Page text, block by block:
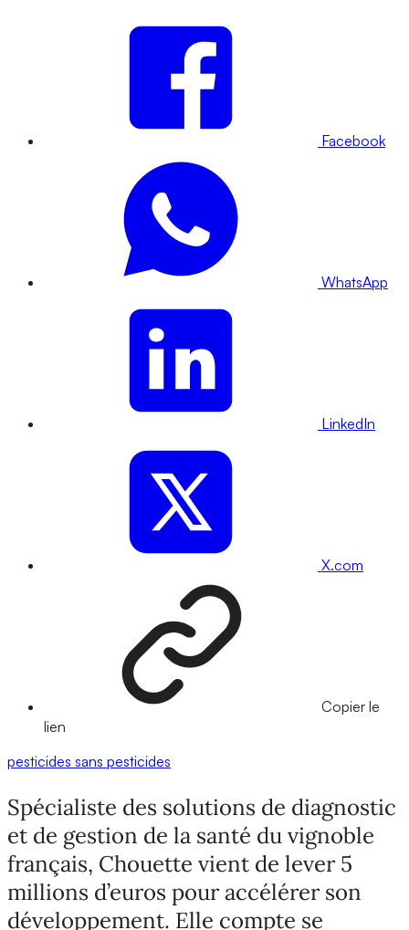
Facebook
WhatsApp
LinkedIn
X.com
Copier le
lien
pesticides sans pesticides
Spécialiste des solutions de diagnostic
et de gestion de la santé du vignoble
français, Chouette vient de lever 5
millions d’euros pour accélérer son
développement. Elle compte se